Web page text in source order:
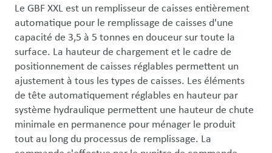
Le GBF XXL est un remplisseur de caisses entièrement
automatique pour le remplissage de caisses d'une
capacité de 3,5 à 5 tonnes en douceur sur toute la
surface. La hauteur de chargement et le cadre de
positionnement de caisses réglables permettent un
ajustement à tous les types de caisses. Les éléments
de tête automatiquement réglables en hauteur par
système hydraulique permettent une hauteur de chute
minimale en permanence pour ménager le produit
tout au long du processus de remplissage. La